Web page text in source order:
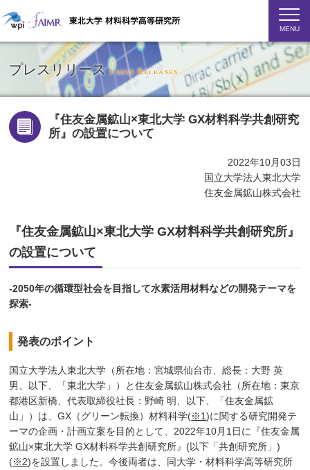
MENU
プレスリリースPress Releases
『住友金属鉱山×東北大学 GX材料科学共創研究
所』の設置について
2022年10月03日
国立大学法人東北大学
住友金属鉱山株式会社
『住友金属鉱山×東北大学 GX材料科学共創研究所』
の設置について
-2050年の循環型社会を目指して水素活用材料などの開発テーマを
探索-
発表のポイント
国立大学法人東北大学（所在地：宮城県仙台市、総長：大野 英
男、以下、「東北大学」）と住友金属鉱山株式会社（所在地：東京
都港区新橋、代表取締役社長：野崎 明、以下、「住友金属鉱
山」）は、GX（グリーン転換）材料科学(※1)に関する研究開発テ
ーマの企画・計画立案を目的として、2022年10月1日に『住友金属
鉱山×東北大学 GX材料科学共創研究所』(以下「共創研究所」)
(※2)を設置しました。今後両者は、同大学・材料科学高等研究所